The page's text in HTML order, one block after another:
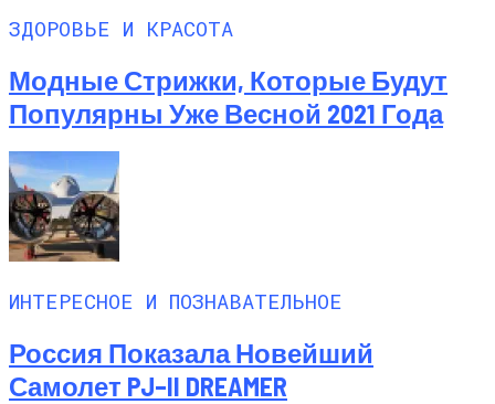
ЗДОРОВЬЕ И КРАСОТА
Модные Стрижки, Которые Будут
Популярны Уже Весной 2021 Года
ИНТЕРЕСНОЕ И ПОЗНАВАТЕЛЬНОЕ
Россия Показала Новейший
Самолет PJ–II DREAMER